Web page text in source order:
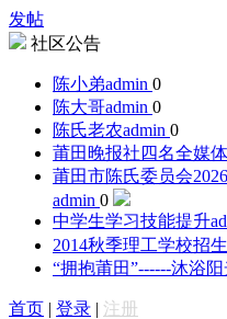
发帖
社区公告
陈小弟admin 0
陈大哥admin 0
陈氏老农admin 0
莆田晚报社四名全媒
莆田市陈氏委员会
admin 0
中学生学习技能提升
2014秋季理工学校招
“拥抱莆田”------沐浴
首页 | 登录 | 注册